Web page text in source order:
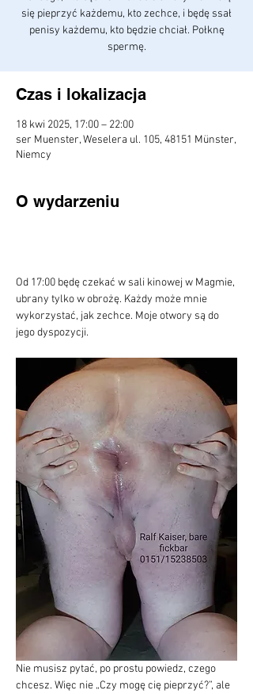
się pieprzyć każdemu, kto zechce, i będę ssał
penisy każdemu, kto będzie chciał. Połknę
spermę.
Czas i lokalizacja
18 kwi 2025, 17:00 – 22:00
ser Muenster, Weselera ul. 105, 48151 Münster,
Niemcy
O wydarzeniu
Od 17:00 będę czekać w sali kinowej w Magmie,
ubrany tylko w obrożę. Każdy może mnie
wykorzystać, jak zechce. Moje otwory są do
jego dyspozycji.
Nie musisz pytać, po prostu powiedz, czego
chcesz. Więc nie „Czy mogę cię pieprzyć?”, ale